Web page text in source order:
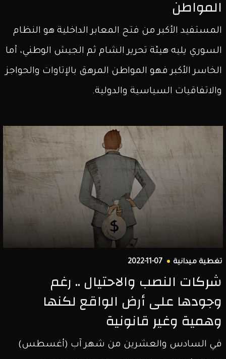
المواطن
المستفيد الأكبر من فتح المعابر الداخلية هو النظام
السوري يليه هيئة تحرير الشام ثم الجيش الوطني، أما
الخاسر الأكبر فهو المواطن المرهق بالإتاوات والحواجز
والاتفاقيات السياسية والدولية.
تغطية ميدانية 2022-11-07
شركات النصب والاحتيال .. رغم
وجودها على أرض الواقع لكنها
وهمية وغير قانونية
في السادس والعشرين من شهر آب (أغسطس)